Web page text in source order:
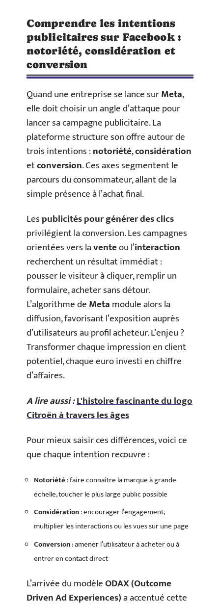
Comprendre les intentions
publicitaires sur Facebook :
notoriété, considération et
conversion
Quand une entreprise se lance surMeta,
elle doit choisir un angle d’attaque pour
lancer sa campagne publicitaire. La
plateforme structure son offre autour de
trois intentions :notoriété,considération
etconversion. Ces axes segmentent le
parcours du consommateur, allant de la
simple présence à l’achat final.
Lespublicités pour générer des clics
privilégient la conversion. Les campagnes
orientées vers laventeou l’interaction
recherchent un résultat immédiat :
pousser le visiteur à cliquer, remplir un
formulaire, acheter sans détour.
L’algorithme deMetamodule alors la
diffusion, favorisant l’exposition auprès
d’utilisateurs au profil acheteur. L’enjeu ?
Transformer chaque impression en client
potentiel, chaque euro investi en chiffre
d’affaires.
A lire aussi :L'histoire fascinante du logo
Citroën à travers les âges
Pour mieux saisir ces différences, voici ce
que chaque intention recouvre :
Notoriété: faire connaître la marque à grande
échelle, toucher le plus large public possible
Considération: encourager l’engagement,
multiplier les interactions ou les vues sur une page
Conversion: amener l’utilisateur à acheter ou à
entrer en contact direct
L’arrivée du modèleODAX (Outcome
Driven Ad Experiences)a accentué cette